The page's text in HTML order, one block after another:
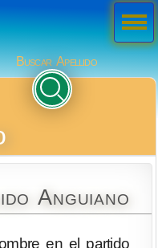
Buscar Apellido
Anguiano
en el partido
Men
ú